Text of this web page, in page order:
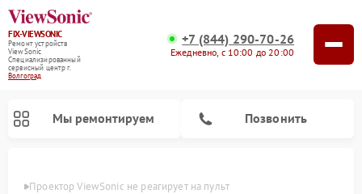
FIX-VIEWSONIC
Ремонт устройств
ViewSonic
Специализированный
cервисный центр г.
Волгоград
+7 (844) 290-70-26
Ежедневно, с 10:00 до 20:00
Мы ремонтируем Позвонить
Проектор ViewSonic не реагирует на пульт